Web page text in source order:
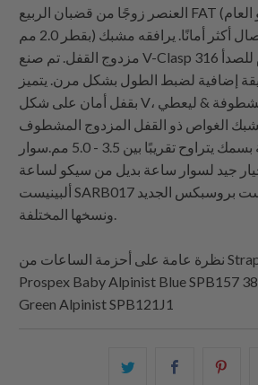
العنصر زوجًا من قضبان الربيع FAT (قضيب ربيع سيكو العام
بقطر 2.0 مم) لضمان اتصال أكثر أمانًا. يرافقه مشبك V-Clasp
مزدوج القفل. تم صنع V-Clasp من الفولاذ المقاوم للصدأ 316L
دقيقة إضافية لضبط الطول بشكل مرن. يتميز
بقفل أمان على شكل V، وتصميم حواف مشطوفة & ليعطي
الغواص ذو القفل المزدوج المشطوف
مثالي لحزام ساعة بسمك يتراوح تقريبًا بين 3.5 - 5.0 مم.سوار
جيد لسوار ساعة بديل من سيكو لساعة
ألبينيست SARB017 وخط ألبينيست بروسبكس الجديد SPB117
ونسخها المختلفة.
نظرة عامة على أحزمة الساعات من
Prospex Baby Alpinist Blue SPB157
Green Alpinist SPB121J1
شارك
شارك